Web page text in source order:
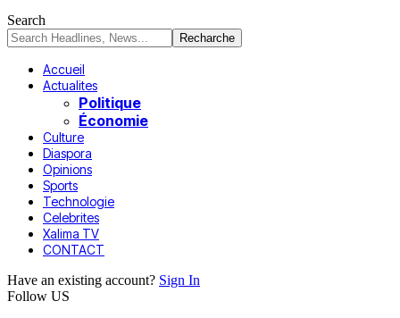
Search
Accueil
Actualites
Politique
Économie
Culture
Diaspora
Opinions
Sports
Technologie
Celebrites
Xalima TV
CONTACT
Have an existing account? Sign In
Follow US